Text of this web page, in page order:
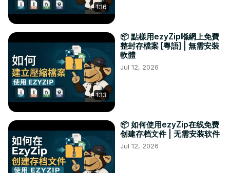
1:16
1:13
📦 點樣用ezyZip喺網上免費
整封存檔案 [粵語] | 無需安裝
軟體
Jul 12, 2026
📦 如何使用ezyZip在线免费
创建存档文件 | 无需安装软件
Jul 12, 2026